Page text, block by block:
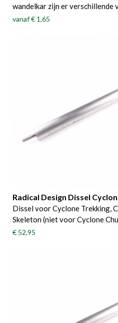
wandelkar zijn er verschillende
vanaf€ 1,65
Radical Design Dissel
Dissel voor Cyclone Trekking,
Skeleton (niet voor Cyclone
€ 52,95